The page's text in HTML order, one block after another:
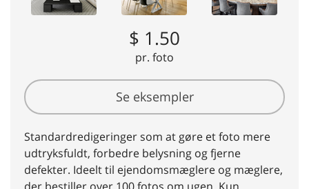
$ 1.50
pr. foto
Se eksempler
Standardredigeringer som at gøre et foto mere
udtryksfuldt, forbedre belysning og fjerne
defekter. Ideelt til ejendomsmæglere og mæglere,
der bestiller over 100 fotos om ugen. Kun